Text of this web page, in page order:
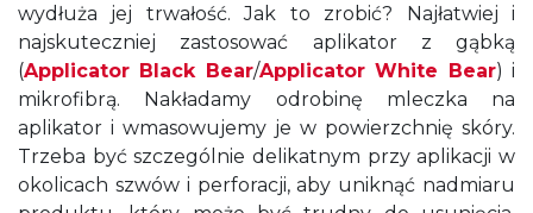
wydłuża jej trwałość. Jak to zrobić? Najłatwiej i
najskuteczniej zastosować aplikator z gąbką
(Applicator Black Bear/Applicator White Bear) i
mikrofibrą. Nakładamy odrobinę mleczka na
aplikator i wmasowujemy je w powierzchnię skóry.
Trzeba być szczególnie delikatnym przy aplikacji w
okolicach szwów i perforacji, aby uniknąć nadmiaru